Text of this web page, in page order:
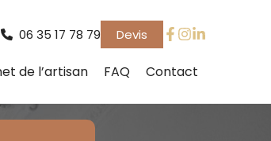
de l’artisan FAQ Contact
06 35 17 78 79 Devis